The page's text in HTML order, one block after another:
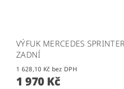
VÝFUK MERCEDES
ZADNÍ
1 628,10 Kč bez DPH
1 970 Kč